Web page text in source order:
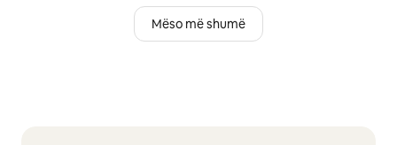
Mëso më shumë